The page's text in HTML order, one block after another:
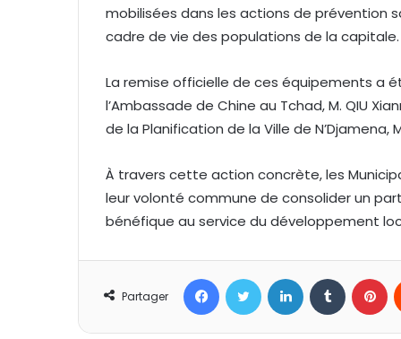
mobilisées dans les actions de prévention
cadre de vie des populations de la capitale.
La remise officielle de ces équipements a
l’Ambassade de Chine au Tchad, M. QIU
de la Planification de la Ville de N’Djamena,
À travers cette action concrète, les
leur volonté commune de consolider un
bénéfique au service du développement
Partager